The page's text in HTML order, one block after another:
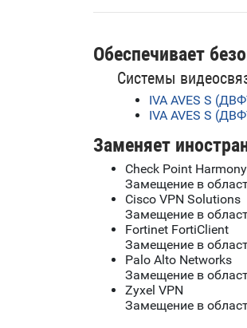
Обеспечивает
Системы
IVA AVES S
IVA AVES S
Заменяет
Check Point
Замещение в
Cisco VPN Solutions
Замещение в
Fortinet FortiClient
Замещение в
Palo Alto Networks
Замещение в
Zyxel VPN
Замещение в